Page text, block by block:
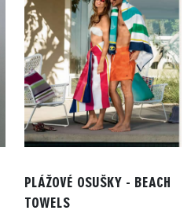
PLÁŽOVÉ OSUŠKY - BEACH
TOWELS